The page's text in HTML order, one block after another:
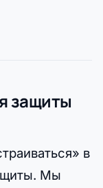
защиты
в
Мы